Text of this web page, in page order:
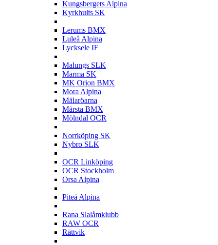
Kungsbergets Alpina
Kyrkhults SK
Lerums BMX
Luleå Alpina
Lycksele IF
Malungs SLK
Marma SK
MK Orion BMX
Mora Alpina
Mälaröarna
Märsta BMX
Mölndal OCR
Norrköping SK
Nybro SLK
OCR Linköping
OCR Stockholm
Orsa Alpina
Piteå Alpina
Rana Slalåmklubb
RAW OCR
Rättvik